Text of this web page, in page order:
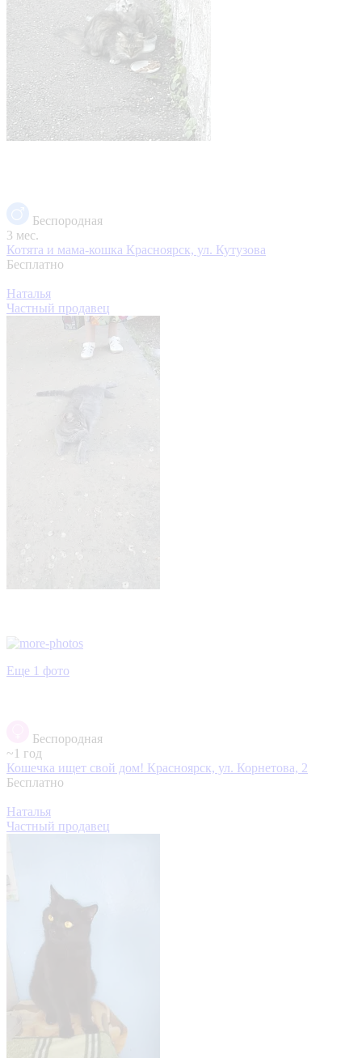
Беспородная
3 мес.
Котята и мама-кошка Красноярск, ул. Кутузова
Бесплатно
Наталья
Частный продавец
Еще 1 фото
Беспородная
~1 год
Кошечка ищет свой дом! Красноярск, ул. Корнетова, 2
Бесплатно
Наталья
Частный продавец